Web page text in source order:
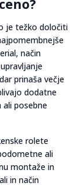
je težko določiti
način
prinaša večje
dodatne
posebne
rolete
ali
montaže in
in način